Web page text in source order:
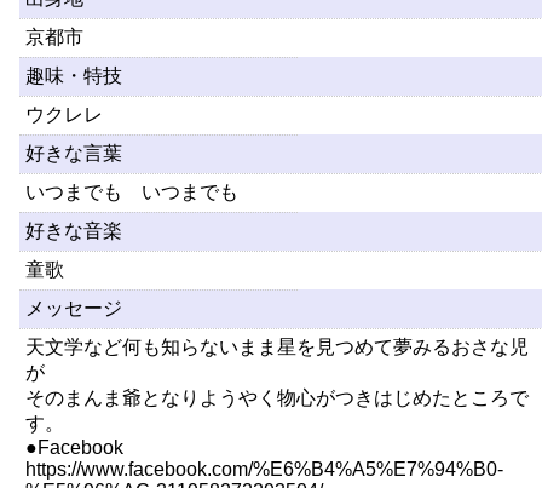
京都市
趣味・特技
ウクレレ
好きな言葉
いつまでも いつまでも
好きな音楽
童歌
メッセージ
天文学など何も知らないまま星を見つめて夢みるおさな児
が
そのまんま爺となりようやく物心がつきはじめたところで
す。
●Facebook
https://www.facebook.com/%E6%B4%A5%E7%94%B0-